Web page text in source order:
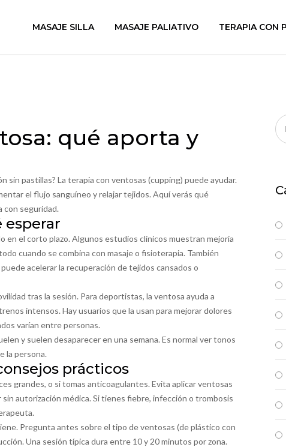
MASAJE SILLA MASAJE PALIATIVO TERAPIA CON
qué aporta y
sin pastillas? La terapia con ventosas (cupping) puede ayudar.
el flujo sanguíneo y relajar tejidos. Aquí verás qué
con seguridad.
esperar
en el corto plazo. Algunos estudios clínicos muestran mejoría
cuando se combina con masaje o fisioterapia. También
acelerar la recuperación de tejidos cansados o
tras la sesión. Para deportistas, la ventosa ayuda a
intensos. Hay usuarios que la usan para mejorar dolores
varían entre personas.
y suelen desaparecer en una semana. Es normal ver tonos
la persona.
prácticos
grandes, o si tomas anticoagulantes. Evita aplicar ventosas
autorización médica. Si tienes fiebre, infección o trombosis
Pregunta antes sobre el tipo de ventosas (de plástico con
Una sesión típica dura entre 10 y 20 minutos por zona.